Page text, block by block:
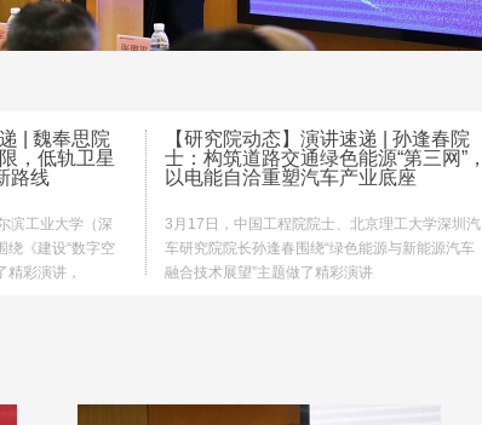
| 魏奉思院
，低轨卫星
路线
滨工业大学（深
绕《建设“数字空
精彩演讲，
【研究院动态】演讲速递 | 孙逢春院
士：构筑道路交通绿色能源“第三网”，
以电能自洽重塑汽车产业底座
3月17日，中国工程院院士、北京理工大学深圳汽
车研究院院长孙逢春围绕“绿色能源与新能源汽车
融合技术展望”主题做了精彩演讲